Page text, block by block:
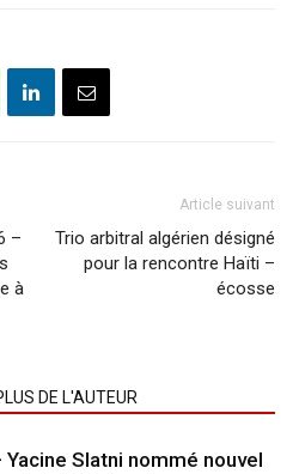
–
à
Article suivant
Trio arbitral algérien désigné
pour la rencontre Haïti –
écosse
DE L'AUTEUR
Yacine Slatni nommé nouvel